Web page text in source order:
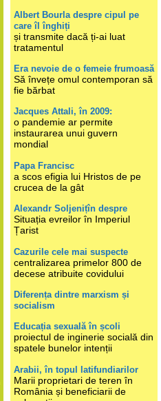
Albert Bourla despre cipul pe
care îl înghiți
și transmite dacă ți-ai luat
tratamentul
Era nevoie de o femeie frumoasă
Să învețe omul contemporan să
fie bărbat
Jacques Attali, în 2009:
o pandemie ar permite
instaurarea unui guvern
mondial
Papa Francisc
a scos efigia lui Hristos de pe
crucea de la gât
Alexandr Soljenițîn despre
Situația evreilor în Imperiul
Țarist
Cazurile cele mai suspecte
centralizarea primelor 800 de
decese atribuite covidului
Diferența dintre marxism și
socialism
Educația sexuală în școli
proiectul de inginerie socială din
spatele bunelor intenții
Arabii, în topul latifundiarilor
Marii proprietari de teren în
România și beneficiarii de